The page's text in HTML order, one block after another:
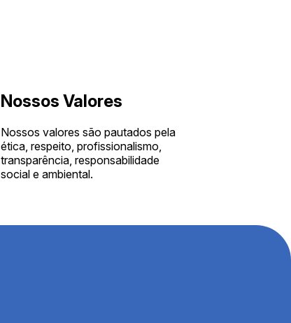
Nossos Valores
Nossos valores são pautados pela
ética, respeito, profissionalismo,
transparência, responsabilidade
social e ambiental.